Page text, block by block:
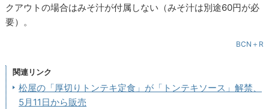
クアウトの場合はみそ汁が付属しない（みそ汁は別途60円が必
要）。
BCN＋R
関連リンク
松屋の「厚切りトンテキ定食」が「トンテキソース」解禁、
5月11日から販売